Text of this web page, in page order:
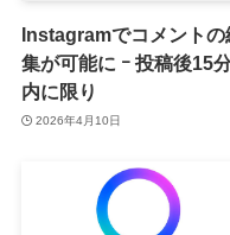
Instagramでコメントの
集が可能に ｰ 投稿後15
内に限り
2026年4月10日